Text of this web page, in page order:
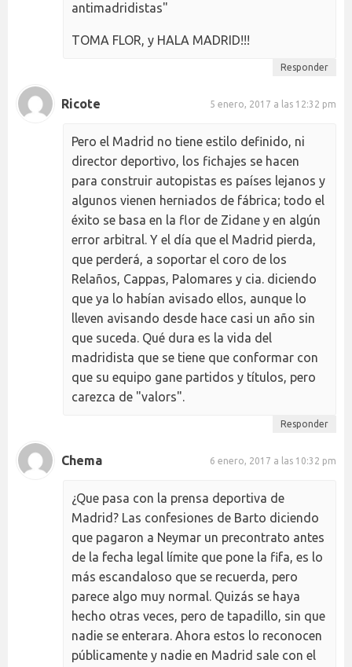
antimadridistas"
TOMA FLOR, y HALA MADRID!!!
Responder
Ricote 5 enero, 2017 a las 12:32 pm
Pero el Madrid no tiene estilo definido, ni
director deportivo, los fichajes se hacen
para construir autopistas es países lejanos y
algunos vienen herniados de fábrica; todo el
éxito se basa en la flor de Zidane y en algún
error arbitral. Y el día que el Madrid pierda,
que perderá, a soportar el coro de los
Relaños, Cappas, Palomares y cia. diciendo
que ya lo habían avisado ellos, aunque lo
lleven avisando desde hace casi un año sin
que suceda. Qué dura es la vida del
madridista que se tiene que conformar con
que su equipo gane partidos y títulos, pero
carezca de "valors".
Responder
Chema 6 enero, 2017 a las 10:32 pm
¿Que pasa con la prensa deportiva de
Madrid? Las confesiones de Barto diciendo
que pagaron a Neymar un precontrato antes
de la fecha legal límite que pone la fifa, es lo
más escandaloso que se recuerda, pero
parece algo muy normal. Quizás se haya
hecho otras veces, pero de tapadillo, sin que
nadie se enterara. Ahora estos lo reconocen
públicamente y nadie en Madrid sale con el